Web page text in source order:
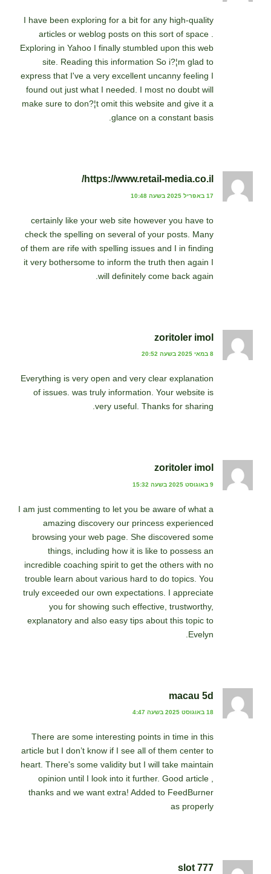
I have been exploring for a bit for any high-quality
articles or weblog posts on this sort of space .
Exploring in Yahoo I finally stumbled upon this web
site. Reading this information So i?¦m glad to
express that I've a very excellent uncanny feeling I
found out just what I needed. I most no doubt will
make sure to don?¦t omit this website and give it a
glance on a constant basis.
https://www.retail-media.co.il/
17 באפריל 2025 בשעה 10:48
certainly like your web site however you have to
check the spelling on several of your posts. Many
of them are rife with spelling issues and I in finding
it very bothersome to inform the truth then again I
will definitely come back again.
zoritoler imol
8 במאי 2025 בשעה 20:52
Everything is very open and very clear explanation
of issues. was truly information. Your website is
very useful. Thanks for sharing.
zoritoler imol
9 באוגוסט 2025 בשעה 15:32
I am just commenting to let you be aware of what a
amazing discovery our princess experienced
browsing your web page. She discovered some
things, including how it is like to possess an
incredible coaching spirit to get the others with no
trouble learn about various hard to do topics. You
truly exceeded our own expectations. I appreciate
you for showing such effective, trustworthy,
explanatory and also easy tips about this topic to
Evelyn.
macau 5d
18 באוגוסט 2025 בשעה 4:47
There are some interesting points in time in this
article but I don’t know if I see all of them center to
heart. There's some validity but I will take maintain
opinion until I look into it further. Good article ,
thanks and we want extra! Added to FeedBurner
as properly
slot 777